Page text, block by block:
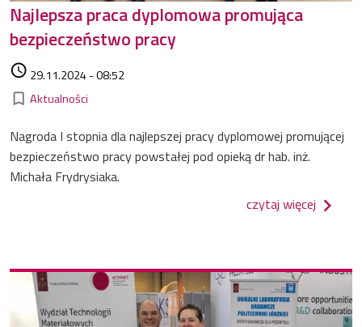
Najlepsza praca dyplomowa promująca
bezpieczeństwo pracy
access_time 29.11.2024 - 08:52
bookmark_border Kategorie
Aktualności
Nagroda I stopnia dla najlepszej pracy dyplomowej promującej
bezpieczeństwo pracy powstałej pod opieką dr hab. inż.
Michała Frydrysiaka.
czytaj więcej o